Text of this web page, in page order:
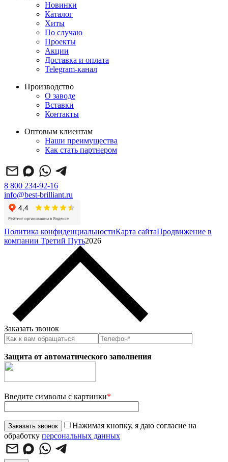
Новинки
Каталог
Хиты
По случаю
Проекты
Акции
Доставка и оплата
Telegram-канал
Производство
О заводе
Вставки
Контакты
Оптовым клиентам
Наши преимущества
Как стать партнером
8 800 234-92-16
info@best-brilliant.ru
Политика конфиденциальностиКарта сайтаПродвижение в
компании Третий Путь2026
Заказать звонок
Защита от автоматического заполнения
Введите символы с картинки*
Нажимая кнопку, я даю согласие на
обработку персональных данных